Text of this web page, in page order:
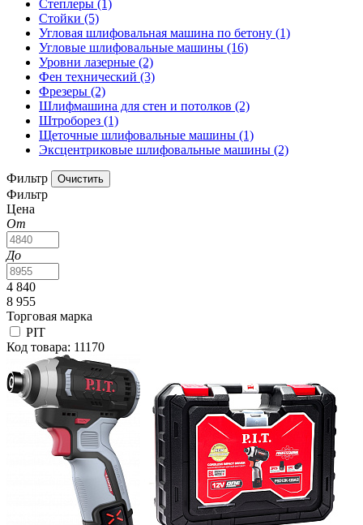
Степлеры (1)
Стойки (5)
Угловая шлифовальная машина по бетону (1)
Угловые шлифовальные машины (16)
Уровни лазерные (2)
Фен технический (3)
Фрезеры (2)
Шлифмашина для стен и потолков (2)
Штроборез (1)
Щеточные шлифовальные машины (1)
Эксцентриковые шлифовальные машины (2)
Фильтр
Фильтр
Цена
От
До
4 840
8 955
Торговая марка
PIT
Код товара: 11170